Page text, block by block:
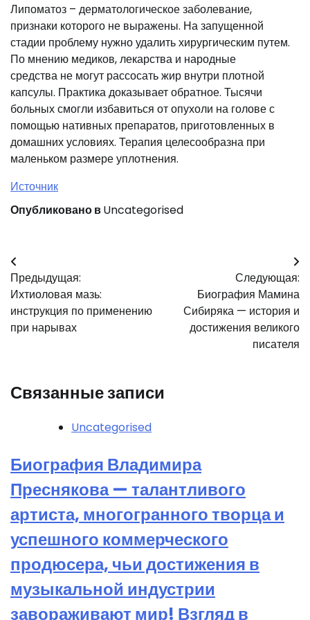
Липоматоз – дерматологическое заболевание,
признаки которого не выражены. На запущенной
стадии проблему нужно удалить хирургическим путем.
По мнению медиков, лекарства и народные
средства не могут рассосать жир внутри плотной
капсулы. Практика доказывает обратное. Тысячи
больных смогли избавиться от опухоли на голове с
помощью нативных препаратов, приготовленных в
домашних условиях. Терапия целесообразна при
маленьком размере уплотнения.
Источник
Опубликовано вUncategorised
Навигация
по
записям
Предыдущая:
Ихтиоловая мазь:
инструкция по применению
при нарывах
Следующая:
Биография Мамина
Сибиряка — история и
достижения великого
писателя
Связанные записи
Uncategorised
Биография Владимира
Преснякова — талантливого
артиста, многогранного творца и
успешного коммерческого
продюсера, чьи достижения в
музыкальной индустрии
завораживают мир! Взгляд в